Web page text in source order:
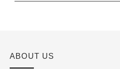
ABOUT US